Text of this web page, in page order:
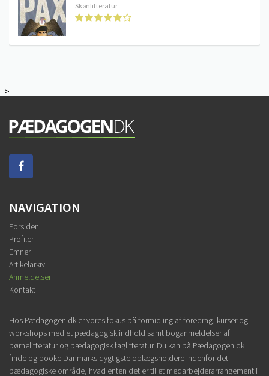
Skønlitteratur
-->
NAVIGATION
Forsiden
Profiler
Emner
Artikelarkiv
Anmeldelser
Kontakt
Hos Pædagogen.dk er vores fokus på formidling af foredrag, kurser og
workshops med et pædagogisk indhold samt boganmeldelser af
børnelitteratur og pædagogisk faglitteratur. Du kan på Pædagogen.dk
finde og booke Danmarks dygtigste oplægsholdere indenfor det
pædagogiske område, hvad enten det er til et medarbejderarrangement i